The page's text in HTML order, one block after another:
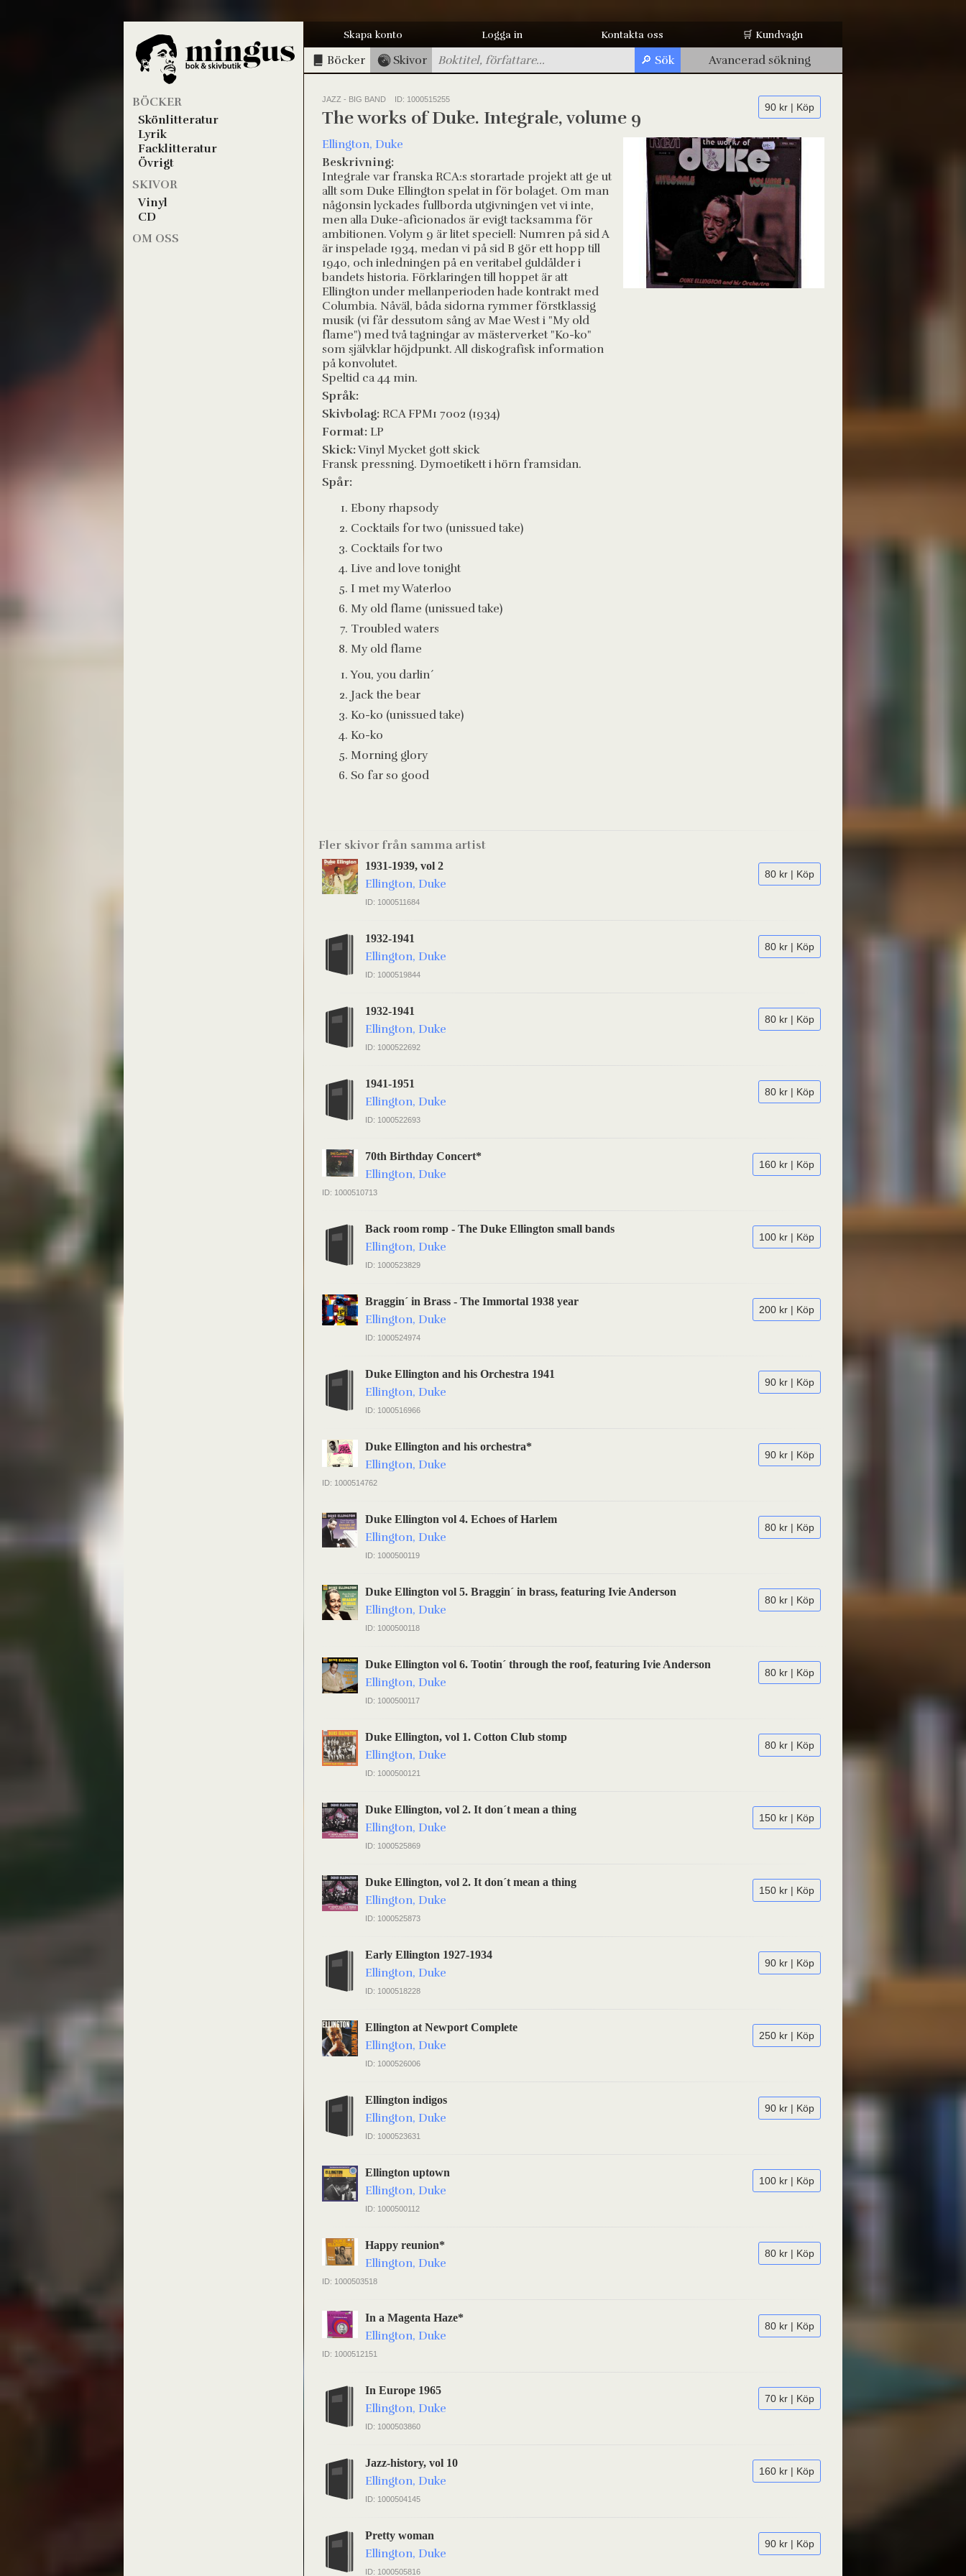
BÖCKER
Skönlitteratur
Lyrik
Facklitteratur
Övrigt
SKIVOR
Vinyl
CD
OM OSS
Skapa konto Logga in Kontakta oss 🛒 Kundvagn
Böcker Skivor Avancerad sökning
JAZZ - BIG BAND ID: 1000515255
90 kr | Köp
The works of Duke. Integrale, volume 9
Ellington, Duke
Beskrivning:
Integrale var franska RCA:s storartade projekt att ge ut
allt som Duke Ellington spelat in för bolaget. Om man
någonsin lyckades fullborda utgivningen vet vi inte,
men alla Duke-aficionados är evigt tacksamma för
ambitionen. Volym 9 är litet speciell: Numren på sid A
är inspelade 1934, medan vi på sid B gör ett hopp till
1940, och inledningen på en veritabel guldålder i
bandets historia. Förklaringen till hoppet är att
Ellington under mellanperioden hade kontrakt med
Columbia. Nåväl, båda sidorna rymmer förstklassig
musik (vi får dessutom sång av Mae West i "My old
flame") med två tagningar av mästerverket "Ko-ko"
som självklar höjdpunkt. All diskografisk information
på konvolutet.
Speltid ca 44 min.
Språk:
Skivbolag: RCA FPM1 7002 (1934)
Format: LP
Skick:Vinyl Mycket gott skick
Fransk pressning. Dymoetikett i hörn framsidan.
Spår:
Ebony rhapsody
Cocktails for two (unissued take)
Cocktails for two
Live and love tonight
I met my Waterloo
My old flame (unissued take)
Troubled waters
My old flame
You, you darlin´
Jack the bear
Ko-ko (unissued take)
Ko-ko
Morning glory
So far so good
Fler skivor från samma artist
80 kr | Köp
1931-1939, vol 2
Ellington, Duke
ID: 1000511684
80 kr | Köp
1932-1941
Ellington, Duke
ID: 1000519844
80 kr | Köp
1932-1941
Ellington, Duke
ID: 1000522692
80 kr | Köp
1941-1951
Ellington, Duke
ID: 1000522693
160 kr | Köp
70th Birthday Concert*
Ellington, Duke
ID: 1000510713
100 kr | Köp
Back room romp - The Duke Ellington small bands
Ellington, Duke
ID: 1000523829
200 kr | Köp
Braggin´ in Brass - The Immortal 1938 year
Ellington, Duke
ID: 1000524974
90 kr | Köp
Duke Ellington and his Orchestra 1941
Ellington, Duke
ID: 1000516966
90 kr | Köp
Duke Ellington and his orchestra*
Ellington, Duke
ID: 1000514762
80 kr | Köp
Duke Ellington vol 4. Echoes of Harlem
Ellington, Duke
ID: 1000500119
80 kr | Köp
Duke Ellington vol 5. Braggin´ in brass, featuring Ivie Anderson
Ellington, Duke
ID: 1000500118
80 kr | Köp
Duke Ellington vol 6. Tootin´ through the roof, featuring Ivie Anderson
Ellington, Duke
ID: 1000500117
80 kr | Köp
Duke Ellington, vol 1. Cotton Club stomp
Ellington, Duke
ID: 1000500121
150 kr | Köp
Duke Ellington, vol 2. It don´t mean a thing
Ellington, Duke
ID: 1000525869
150 kr | Köp
Duke Ellington, vol 2. It don´t mean a thing
Ellington, Duke
ID: 1000525873
90 kr | Köp
Early Ellington 1927-1934
Ellington, Duke
ID: 1000518228
250 kr | Köp
Ellington at Newport Complete
Ellington, Duke
ID: 1000526006
90 kr | Köp
Ellington indigos
Ellington, Duke
ID: 1000523631
100 kr | Köp
Ellington uptown
Ellington, Duke
ID: 1000500112
80 kr | Köp
Happy reunion*
Ellington, Duke
ID: 1000503518
80 kr | Köp
In a Magenta Haze*
Ellington, Duke
ID: 1000512151
70 kr | Köp
In Europe 1965
Ellington, Duke
ID: 1000503860
160 kr | Köp
Jazz-history, vol 10
Ellington, Duke
ID: 1000504145
90 kr | Köp
Pretty woman
Ellington, Duke
ID: 1000505816